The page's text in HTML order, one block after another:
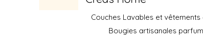
Couches Lavables et
Bougies artisanales